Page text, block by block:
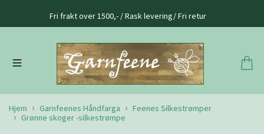
Fri frakt over 1500,- / Rask levering/ Fri retur
Hjem Garnfeenes Håndfarga
Feenes Silkestrømper
Grønne skoger -silkestrømpe